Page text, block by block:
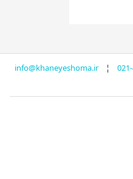
info@khaneyeshoma.ir¦
آپارات